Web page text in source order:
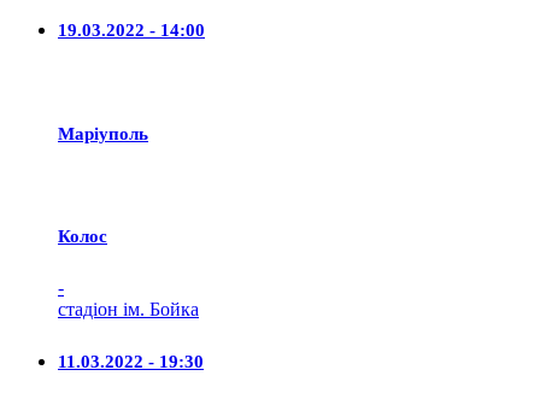
19.03.2022 - 14:00
Маріуполь
Колос
-
стадіон ім. Бойка
11.03.2022 - 19:30